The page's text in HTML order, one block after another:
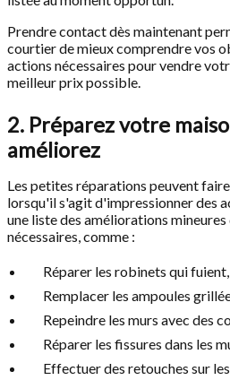
Prendre contact dès maintenant
courtier de mieux comprendre vos
actions nécessaires pour vendre
meilleur prix possible.
2. Préparez votre
améliorez
Les petites réparations peuvent
lorsqu'il s'agit d'impressionner des
une liste des améliorations
nécessaires, comme :
Réparer les robinets qui fuient,
Remplacer les ampoules
Repeindre les murs avec des
Réparer les fissures dans les
Effectuer des retouches sur